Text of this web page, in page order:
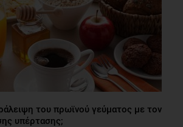
του πρωϊνού γεύματος με τον
υπέρτασης;